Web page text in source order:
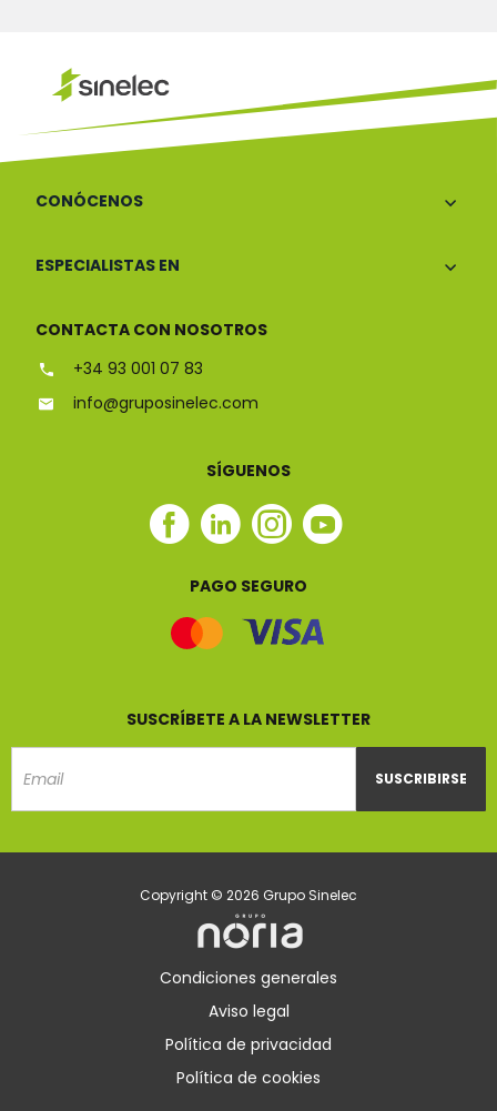
CONÓCENOS
ESPECIALISTAS EN
CONTACTA CON NOSOTROS
+34 93 001 07 83
info@gruposinelec.com
SÍGUENOS
Facebook
Linkedin
Instagram
Youtube
PAGO SEGURO
SUSCRÍBETE A LA NEWSLETTER
SUSCRIBIRSE
Copyright © 2026 Grupo Sinelec
Condiciones generales
Aviso legal
Política de privacidad
Política de cookies